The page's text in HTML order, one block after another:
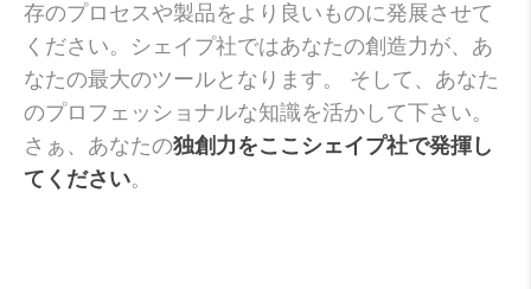
存のプロセスや製品をより良いものに発展させて
ください。シェイプ社ではあなたの創造力が、あ
なたの最大のツールとなります。 そして、あなた
のプロフェッショナルな知識を活かして下さい。
さぁ、あなたの独創力をここシェイプ社で発揮し
てください。